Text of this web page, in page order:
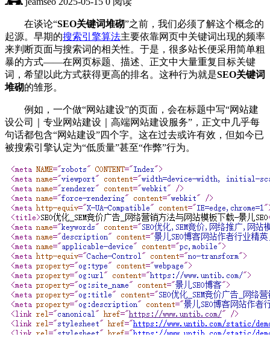
在谈论“SEO关键词堆砌”之前，我们必须了解这个概念的
起源。早期的搜索引擎算法主要依靠网页中关键词出现的频率
来判断页面与搜索词的相关性。于是，很多站长便采用简单粗
暴的方式——在网页标题、描述、正文中大量重复目标关键
词，希望以此方式获得更高的排名。这种行为就是SEO关键词
堆砌的雏形。
例如，一个做“网站建设”的页面，会在标题中写“网站建
设公司｜专业网站建设｜高端网站建设服务”，正文中几乎每
句话都包含“网站建设”四个字。这在过去或许有效，但如今已
被搜索引擎认定为“低质量”甚至“作弊”行为。